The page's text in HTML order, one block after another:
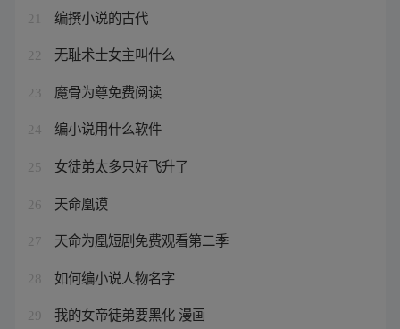
21 编撰小说的古代
22 无耻术士女主叫什么
23 魔骨为尊免费阅读
24 编小说用什么软件
25 女徒弟太多只好飞升了
26 天命凰谟
27 天命为凰短剧免费观看第二季
28 如何编小说人物名字
29 我的女帝徒弟要黑化 漫画